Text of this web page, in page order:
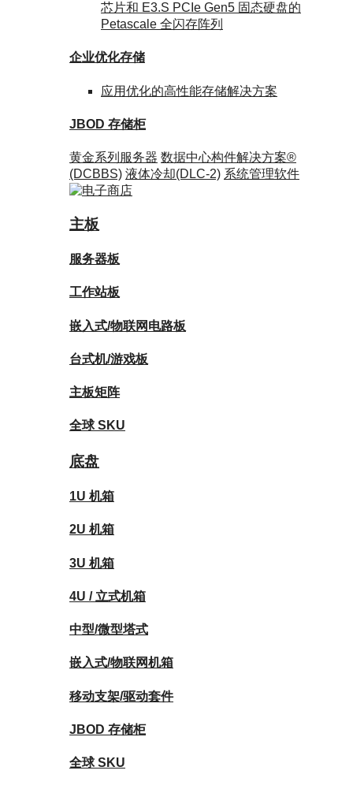
芯片和 E3.S PCIe Gen5 固态硬盘的
Petascale 全闪存阵列
企业优化存储
应用优化的高性能存储解决方案
JBOD 存储柜
黄金系列服务器 数据中心构件解决方案®
(DCBBS) 液体冷却(DLC-2) 系统管理软件
主板
服务器板
工作站板
嵌入式/物联网电路板
台式机/游戏板
主板矩阵
全球 SKU
底盘
1U 机箱
2U 机箱
3U 机箱
4U / 立式机箱
中型/微型塔式
嵌入式/物联网机箱
移动支架/驱动套件
JBOD 存储柜
全球 SKU